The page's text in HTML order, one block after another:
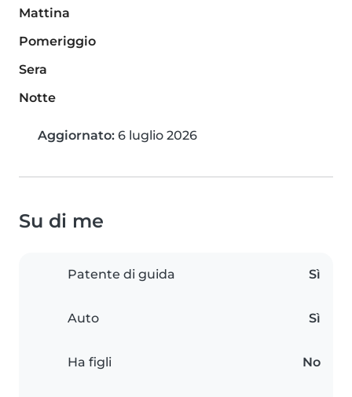
Mattina
Pomeriggio
Sera
Notte
Aggiornato: 6 luglio 2026
Su di me
Patente di guida Sì
Auto Sì
Ha figli No